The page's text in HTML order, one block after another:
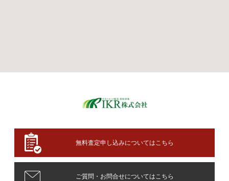
無料査定申し込みについてはこちら
ご質問・お問合せについてはこちら